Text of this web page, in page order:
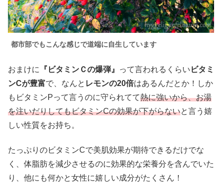
都市部でもこんな感じで道端に自生しています
おまけに 『ビタミンＣの爆弾』 って言われるくらい ビタミ
ンCが豊富で、なんと レモンの20倍はあるんだとか！しか
もビタミンPって言うのに守られてて熱に強いから、お湯
を注いだりしてもビタミンCの効果が下がらないと言う嬉
しい性質をお持ち。
たっぷりのビタミンCで美肌効果が期待できるだけでな
く、体脂肪を減少させるのに効果的な栄養分を含んでいた
り、他にも何かと女性に嬉しい成分がたくさん！